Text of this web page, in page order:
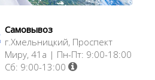
Самовывоз
г.Хмельницкий, Проспект
Миру, 41а | Пн-Пт: 9:00-18:00
Сб: 9:00-13:00